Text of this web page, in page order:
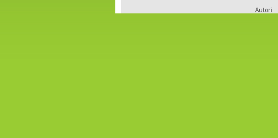
Autori